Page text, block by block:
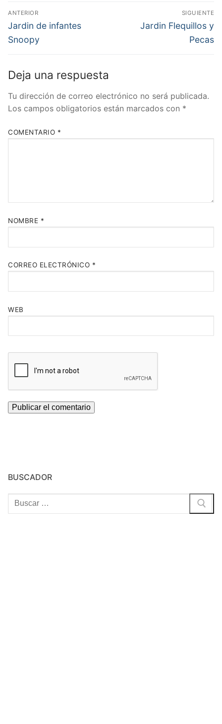
Navegación
de
entradas
ANTERIOR
Entrada
anterior:
Jardin de infantes
Snoopy
SIGUIENTE
Entrada
Jardin Flequillos y
Pecas
Deja una respuesta
Tu dirección de correo electrónico no será publicada.
Los campos obligatorios están marcados con *
COMENTARIO *
NOMBRE *
CORREO ELECTRÓNICO *
WEB
BUSCADOR
Buscar: